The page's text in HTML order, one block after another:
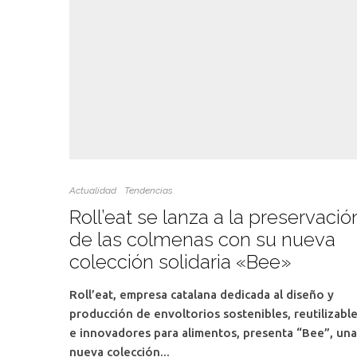
Actualidad Tendencias
Roll’eat se lanza a la
de las colmenas con su nueva
colección solidaria «Bee»
Roll’eat, empresa catalana dedicada al diseño y
producción de envoltorios sostenibles,
e innovadores para alimentos, presenta “Bee”, una
nueva colección...